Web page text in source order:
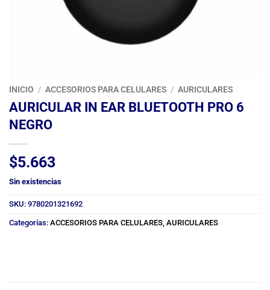
INICIO / ACCESORIOS PARA CELULARES / AURICULARES
AURICULAR IN EAR BLUETOOTH PRO 6
NEGRO
$5.663
Sin existencias
SKU: 9780201321692
Categorías: ACCESORIOS PARA CELULARES AURICULARES